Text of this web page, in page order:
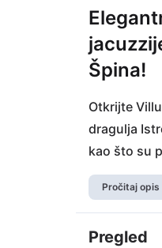
Špina!
Otkrijte
dragulja
kao što su
savršeno
udaljenoj
buticima.
Dopustite
Pročitaj opis
Pregled